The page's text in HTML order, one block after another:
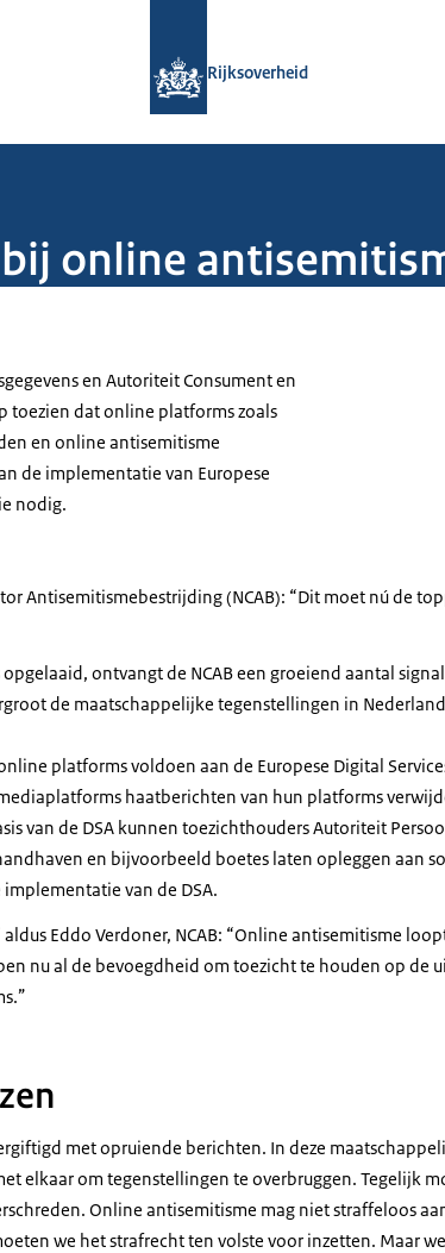
Rijksoverheid
online
en Autoriteit Consument en
toezien dat online platforms zoals
en online antisemitisme
de implementatie van Europese
nodig.
Antisemitismebestrijding (NCAB): “Dit moet nú de
opgelaaid, ontvangt de NCAB een groeiend aantal
de maatschappelijke tegenstellingen in
platforms voldoen aan de Europese Digital
haatberichten van hun platforms
van de DSA kunnen toezichthouders Autoriteit
en bijvoorbeeld boetes laten opleggen aan
van de DSA.
Eddo Verdoner, NCAB: “Online antisemitisme
nu al de bevoegdheid om toezicht te houden op de
met opruiende berichten. In deze
elkaar om tegenstellingen te overbruggen. Tegelijk
Online antisemitisme mag niet straffeloos
we het strafrecht ten volste voor inzetten. Maar